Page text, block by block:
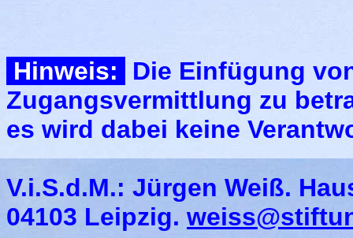
Hinweis:
Die Einfügung
Zugangsvermittlung zu
es wird dabei keine
V.i.S.d.M.: Jürgen Weiß.
04103 Leipzig.